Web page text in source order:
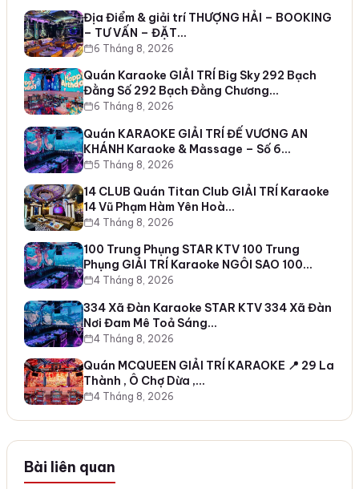
Địa Điểm & giải trí THƯỢNG HẢI – BOOKING
– TƯ VẤN – ĐẶT…
6 Tháng 8, 2026
Quán Karaoke GIẢI TRÍ Big Sky 292 Bạch
Đằng Số 292 Bạch Đằng Chương…
6 Tháng 8, 2026
Quán KARAOKE GIẢI TRÍ ĐẾ VƯƠNG AN
KHÁNH Karaoke & Massage – Số 6…
5 Tháng 8, 2026
14 CLUB Quán Titan Club GIẢI TRÍ Karaoke
14 Vũ Phạm Hàm Yên Hoà…
4 Tháng 8, 2026
100 Trung Phụng STAR KTV 100 Trung
Phụng GIẢI TRÍ Karaoke NGÔI SAO 100…
4 Tháng 8, 2026
334 Xã Đàn Karaoke STAR KTV 334 Xã Đàn
Nơi Đam Mê Toả Sáng…
4 Tháng 8, 2026
Quán MCQUEEN GIẢI TRÍ KARAOKE 📍 29 La
Thành , Ô Chợ Dừa ,…
4 Tháng 8, 2026
Bài liên quan